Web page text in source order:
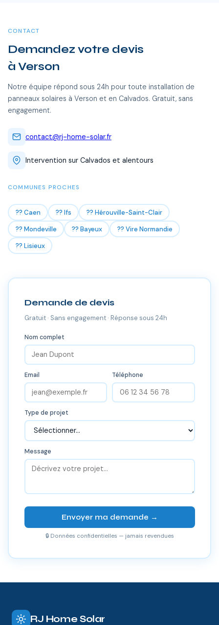
CONTACT
Demandez votre devis
à Verson
Notre équipe répond sous 24h pour toute installation de
panneaux solaires à Verson et en Calvados. Gratuit, sans
engagement.
contact@rj-home-solar.fr
Intervention sur Calvados et alentours
COMMUNES PROCHES
?? Caen ?? Ifs
?? Hérouville-Saint-Clair
?? Mondeville
?? Bayeux
?? Vire Normandie
?? Lisieux
Demande de devis
Gratuit · Sans engagement · Réponse sous 24h
Nom complet
Email Téléphone
Type de projet
Message
Envoyer ma demande →
🔒 Données confidentielles — jamais revendues
RJ Home Solar